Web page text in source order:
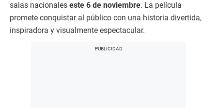
salas nacionales este 6 de noviembre. La película
promete conquistar al público con una historia divertida,
inspiradora y visualmente espectacular.